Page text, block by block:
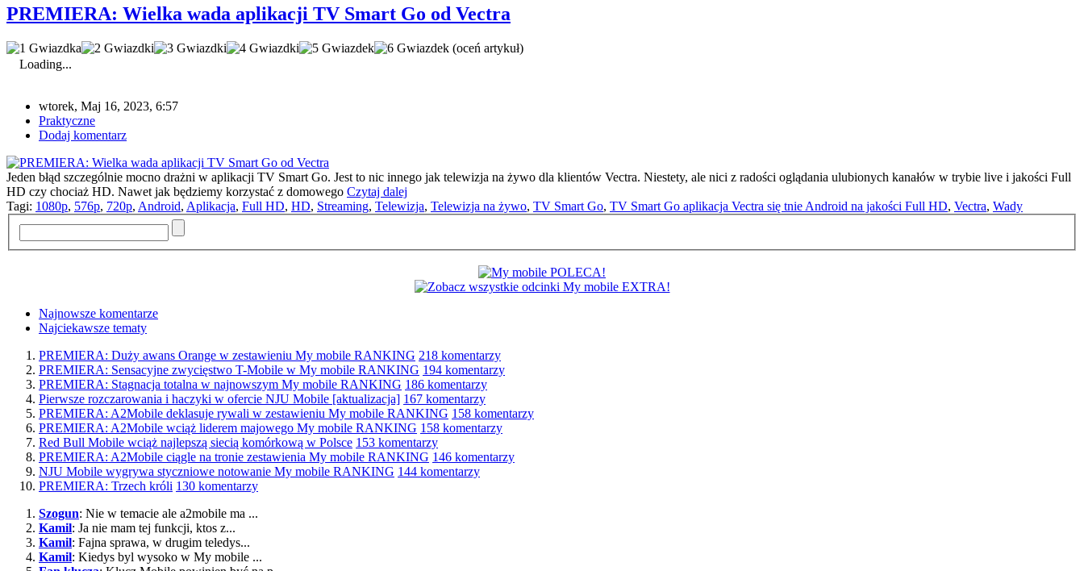
PREMIERA: Wielka wada aplikacji TV Smart Go od Vectra
(oceń artykuł)
Loading...
wtorek, Maj 16, 2023, 6:57
Praktyczne
Dodaj komentarz
Jeden błąd szczególnie mocno drażni w aplikacji TV Smart Go. Jest to nic innego jak telewizja na żywo dla klientów Vectra. Niestety, ale nici z radości oglądania ulubionych kanałów w trybie live i jakości Full
HD czy chociaż HD. Nawet jak będziemy korzystać z domowego Czytaj dalej
Tagi: 1080p, 576p, 720p, Android, Aplikacja, Full HD, HD, Streaming, Telewizja, Telewizja na żywo, TV Smart Go, TV Smart Go aplikacja Vectra się tnie Android na jakości Full HD, Vectra, Wady
Najnowsze komentarze
Najciekawsze tematy
PREMIERA: Duży awans Orange w zestawieniu My mobile RANKING 218 komentarzy
PREMIERA: Sensacyjne zwycięstwo T-Mobile w My mobile RANKING 194 komentarzy
PREMIERA: Stagnacja totalna w najnowszym My mobile RANKING 186 komentarzy
Pierwsze rozczarowania i haczyki w ofercie NJU Mobile [aktualizacja] 167 komentarzy
PREMIERA: A2Mobile deklasuje rywali w zestawieniu My mobile RANKING 158 komentarzy
PREMIERA: A2Mobile wciąż liderem majowego My mobile RANKING 158 komentarzy
Red Bull Mobile wciąż najlepszą siecią komórkową w Polsce 153 komentarzy
PREMIERA: A2Mobile ciągle na tronie zestawienia My mobile RANKING 146 komentarzy
NJU Mobile wygrywa styczniowe notowanie My mobile RANKING 144 komentarzy
PREMIERA: Trzech króli 130 komentarzy
Szogun: Nie w temacie ale a2mobile ma ...
Kamil: Ja nie mam tej funkcji, ktos z...
Kamil: Fajna sprawa, w drugim teledys...
Kamil: Kiedys byl wysoko w My mobile ...